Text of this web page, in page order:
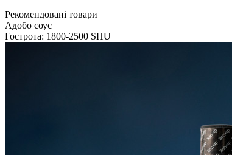
Рекомендовані товари
Адобо соус
Гострота: 1800-2500 SHU